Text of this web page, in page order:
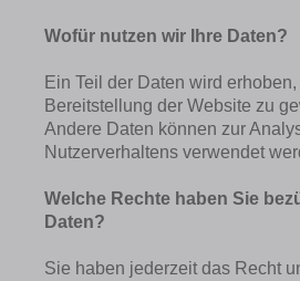
Wofür nutzen wir Ihre Daten?
Ein Teil der Daten wird
Bereitstellung der Website zu
Andere Daten können zur
Nutzerverhaltens verwendet
Welche Rechte haben Sie
Daten?
Sie haben jederzeit das Recht